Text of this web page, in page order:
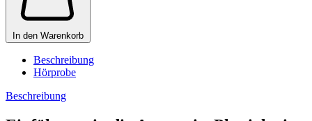
In den Warenkorb
Beschreibung
Hörprobe
Beschreibung